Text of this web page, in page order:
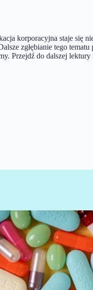
korporacyjna staje się
zgłębianie tego
Przejdź do dalszej lektury